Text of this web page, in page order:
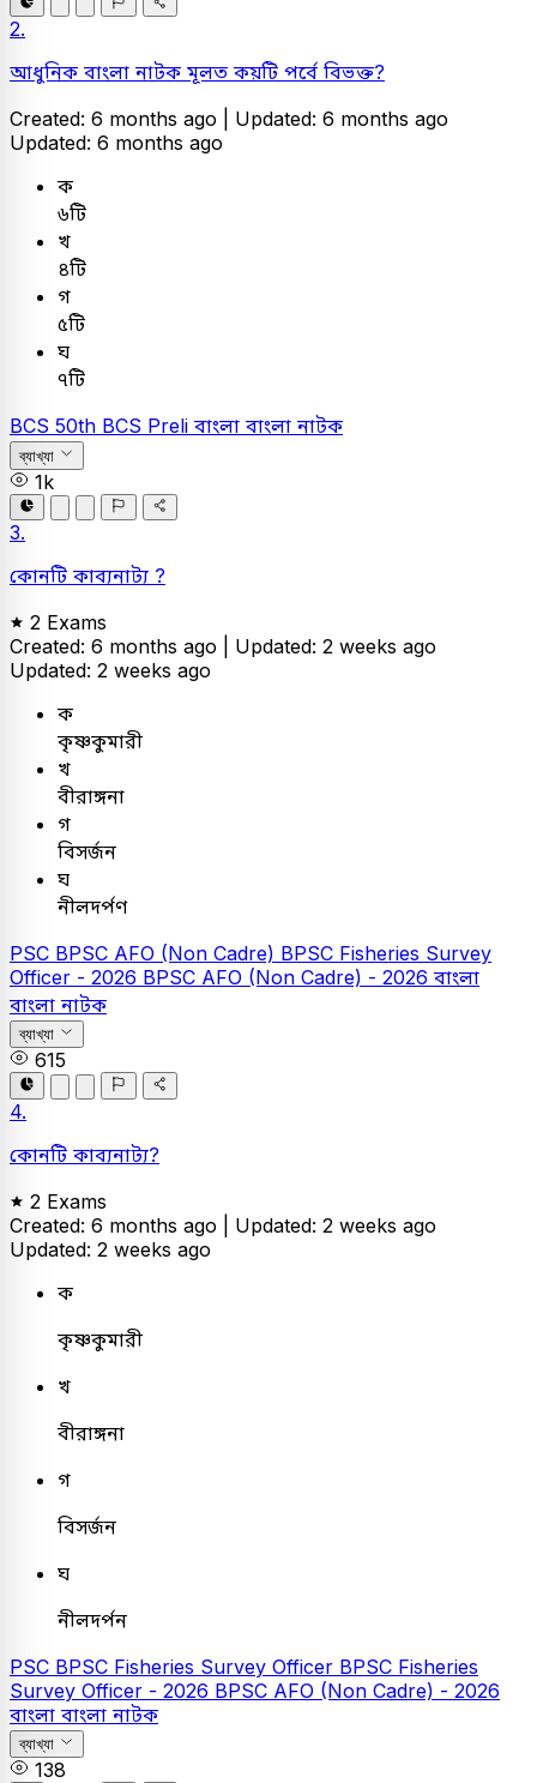
2.
আধুনিক বাংলা নাটক মূলত কয়টি পর্বে বিভক্ত?
Created: 6 months ago | Updated: 6 months ago
Updated: 6 months ago
ক
৬টি
খ
৪টি
গ
৫টি
ঘ
৭টি
BCS 50th BCS Preli বাংলা বাংলা নাটক
ব্যাখ্যা
1k
3.
কোনটি কাব্যনাট্য ?
2 Exams
Created: 6 months ago | Updated: 2 weeks ago
Updated: 2 weeks ago
ক
কৃষ্ণকুমারী
খ
বীরাঙ্গনা
গ
বিসর্জন
ঘ
নীলদর্পণ
PSC BPSC AFO (Non Cadre) BPSC Fisheries Survey
Officer - 2026 BPSC AFO (Non Cadre) - 2026 বাংলা
বাংলা নাটক
ব্যাখ্যা
615
4.
কোনটি কাব্যনাট্য?
2 Exams
Created: 6 months ago | Updated: 2 weeks ago
Updated: 2 weeks ago
ক
কৃষ্ণকুমারী
খ
বীরাঙ্গনা
গ
বিসর্জন
ঘ
নীলদর্পন
PSC BPSC Fisheries Survey Officer BPSC Fisheries
Survey Officer - 2026 BPSC AFO (Non Cadre) - 2026
বাংলা বাংলা নাটক
ব্যাখ্যা
138